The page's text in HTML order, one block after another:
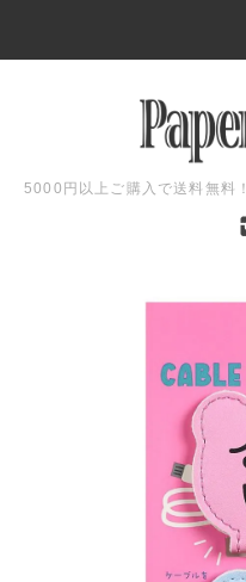
5000円以上ご購入で送料無料！